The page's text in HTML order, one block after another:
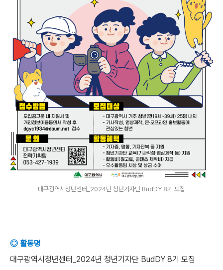
대구광역시청년센터_2024년 청년기자단 BudDY 8기 모집
◎ 활동명
대구광역시청년센터_2024년 청년기자단 BudDY 8기 모집